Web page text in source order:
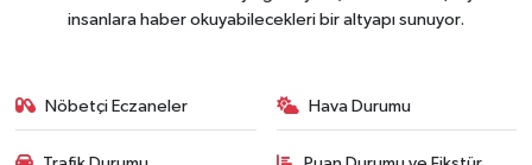
insanlara haber okuyabilecekleri bir altyapı sunuyor.
Nöbetçi Eczaneler Hava Durumu